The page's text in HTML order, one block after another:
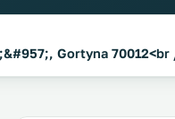
Gortyna 70012<br